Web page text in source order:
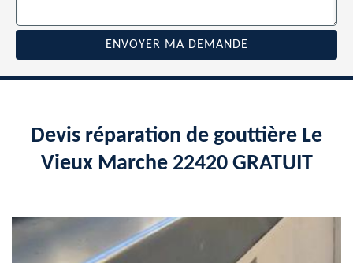
Devis réparation de gouttière Le
Vieux Marche 22420 GRATUIT